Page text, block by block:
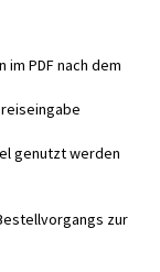
PDF nach dem
genutzt werden
zur